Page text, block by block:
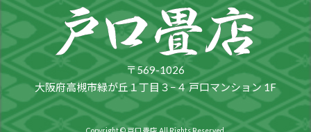
〒569-1026
大阪府高槻市緑が丘１丁目３−４ 戸口マンション 1F